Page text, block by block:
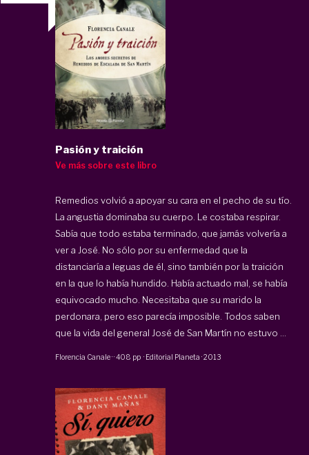
Pasión y traición
Ve más sobre este libro
Remedios volvió a apoyar su cara en el pecho de su tío.
La angustia dominaba su cuerpo. Le costaba respirar.
Sabía que todo estaba terminado, que jamás volvería a
ver a José. No sólo por su enfermedad que la
distanciaría a leguas de él, sino también por la traición
en la que lo había hundido. Había actuado mal, se había
equivocado mucho. Necesitaba que su marido la
perdonara, pero eso parecía imposible. Todos saben
que la vida del general José de San Martín no estuvo ...
Florencia Canale··408 pp · Editorial Planeta ·2013